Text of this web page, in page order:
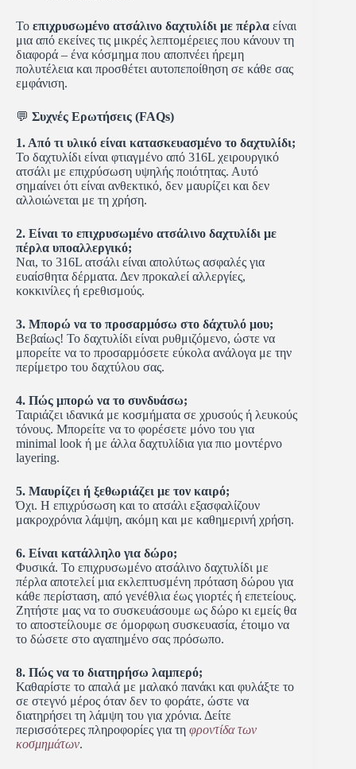
Το επιχρυσωμένο ατσάλινο δαχτυλίδι με πέρλα είναι
μια από εκείνες τις μικρές λεπτομέρειες που κάνουν τη
διαφορά – ένα κόσμημα που αποπνέει ήρεμη
πολυτέλεια και προσθέτει αυτοπεποίθηση σε κάθε σας
εμφάνιση.
💬 Συχνές Ερωτήσεις (FAQs)
1. Από τι υλικό είναι κατασκευασμένο το δαχτυλίδι;
Το δαχτυλίδι είναι φτιαγμένο από 316L χειρουργικό
ατσάλι με επιχρύσωση υψηλής ποιότητας. Αυτό
σημαίνει ότι είναι ανθεκτικό, δεν μαυρίζει και δεν
αλλοιώνεται με τη χρήση.
2. Είναι το επιχρυσωμένο ατσάλινο δαχτυλίδι με
πέρλα υποαλλεργικό;
Ναι, το 316L ατσάλι είναι απολύτως ασφαλές για
ευαίσθητα δέρματα. Δεν προκαλεί αλλεργίες,
κοκκινίλες ή ερεθισμούς.
3. Μπορώ να το προσαρμόσω στο δάχτυλό μου;
Βεβαίως! Το δαχτυλίδι είναι ρυθμιζόμενο, ώστε να
μπορείτε να το προσαρμόσετε εύκολα ανάλογα με την
περίμετρο του δαχτύλου σας.
4. Πώς μπορώ να το συνδυάσω;
Ταιριάζει ιδανικά με κοσμήματα σε χρυσούς ή λευκούς
τόνους. Μπορείτε να το φορέσετε μόνο του για
minimal look ή με άλλα δαχτυλίδια για πιο μοντέρνο
layering.
5. Μαυρίζει ή ξεθωριάζει με τον καιρό;
Όχι. Η επιχρύσωση και το ατσάλι εξασφαλίζουν
μακροχρόνια λάμψη, ακόμη και με καθημερινή χρήση.
6. Είναι κατάλληλο για δώρο;
Φυσικά. Το επιχρυσωμένο ατσάλινο δαχτυλίδι με
πέρλα αποτελεί μια εκλεπτυσμένη πρόταση δώρου για
κάθε περίσταση, από γενέθλια έως γιορτές ή επετείους.
Ζητήστε μας να το συσκευάσουμε ως δώρο κι εμείς θα
το αποστείλουμε σε όμορφωη συσκευασία, έτοιμο να
το δώσετε στο αγαπημένο σας πρόσωπο.
8. Πώς να το διατηρήσω λαμπερό;
Καθαρίστε το απαλά με μαλακό πανάκι και φυλάξτε το
σε στεγνό μέρος όταν δεν το φοράτε, ώστε να
διατηρήσει τη λάμψη του για χρόνια. Δείτε
περισσότερες πληροφορίες για τη φροντίδα των
κοσμημάτων.